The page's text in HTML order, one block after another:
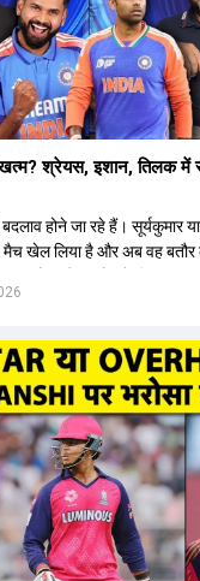
खत्म? श्रेयस, इशान, तिलक में
होने जा रहे हैं। सूर्यकुमार
खेल लिया है और अब वह बतौर
आयरलैंड और इंग्लैंड के खिलाफ
जारी है। इस रेस में श्रेयस अय्यर
हैं, जबकि संजू सैमसन और रजत
के लिए वैभव सूर्यवंशी को
जबकि अभिषेक शर्मा और संजू
रेड्डी को बतौर ऑलराउंडर
चयन समिति और कोच गौतम गंभीर
लिए लंबी अवधि का विजन